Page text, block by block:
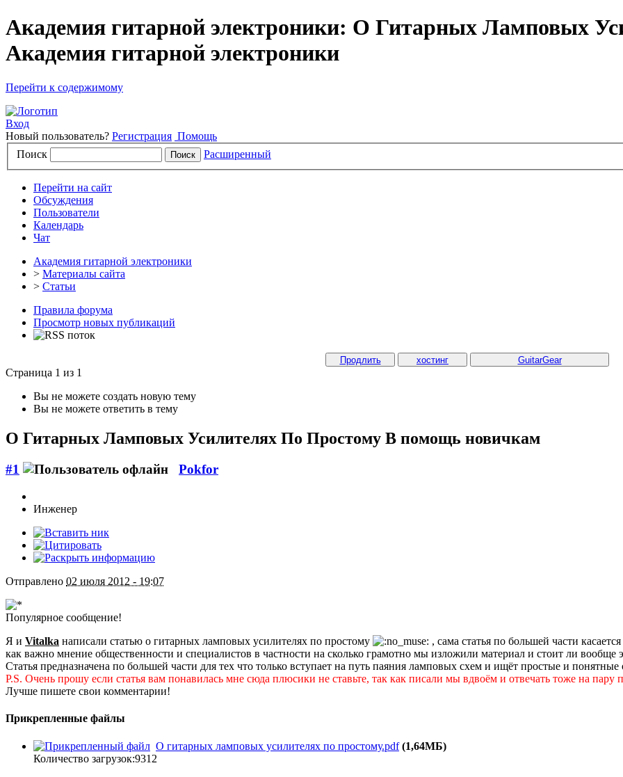
Академия гитарной электроники: О Гитарных Ламповых
Академия гитарной электроники
Перейти к содержимому
Вход
Новый пользователь? Регистрация Помощь
Поиск
Расширенный
Перейти на сайт
Обсуждения
Пользователи
Календарь
Чат
Академия гитарной электроники
> Материалы сайта
> Статьи
Правила форума
Просмотр новых публикаций
Продлить хостинг GuitarGear
Страница 1 из 1
Вы не можете создать новую тему
Вы не можете ответить в тему
О Гитарных Ламповых Усилителях По Простому В помощь новичкам
#1 Pokfor
Инженер
Отправлено 02 июля 2012 - 19:07
Популярное сообщение!
Я и Vitalka написали статью о гитарных ламповых усилителях по простому
, сама статья по большей части
как важно мнение общественности и специалистов в частности на сколько грамотно мы изложили материал и стоит ли вообще
Статья предназначена по большей части для тех что только вступает на путь паяния ламповых схем и ищёт простые и
P.S. Очень прошу если статья вам понавилась мне сюда плюсики не ставьте, так как писали мы вдвоём и отвечать тоже на пару
Лучше пишете свои комментарии!
Прикрепленные файлы
О гитарных ламповых усилителях по простому.pdf (1,64МБ)
Количество загрузок:9312